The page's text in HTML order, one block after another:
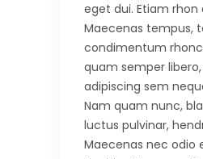
eget dui. Etiam rhon
Maecenas tempus,
condimentum
quam semper
adipiscing sem
Nam quam nunc,
luctus pulvinar,
Maecenas nec odio